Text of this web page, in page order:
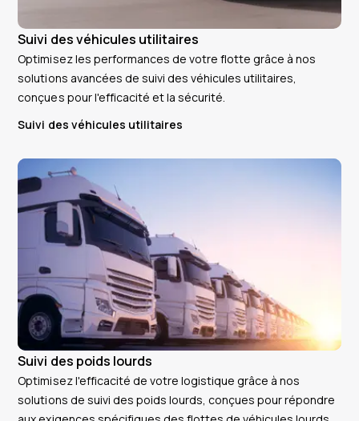
Suivi des véhicules utilitaires
Optimisez les performances de votre flotte grâce à nos
solutions avancées de suivi des véhicules utilitaires,
conçues pour l'efficacité et la sécurité.
Suivi des véhicules utilitaires
Suivi des poids lourds
Optimisez l'efficacité de votre logistique grâce à nos
solutions de suivi des poids lourds, conçues pour répondre